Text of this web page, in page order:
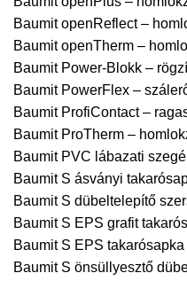
Baumit openReflect –
Baumit openTherm –
Baumit Power-Blokk –
Baumit PowerFlex –
Baumit ProfiContact –
Baumit ProTherm –
Baumit PVC lábazati
Baumit S ásványi
Baumit S dübeltelepítő
Baumit S EPS grafit
Baumit S EPS
Baumit S önsüllyesztő